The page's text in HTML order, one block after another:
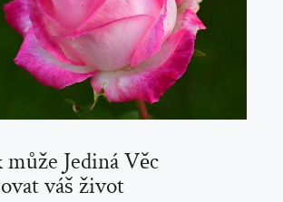
může Jediná Věc
váš život